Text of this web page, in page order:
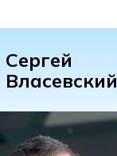
Сергей
Власевский